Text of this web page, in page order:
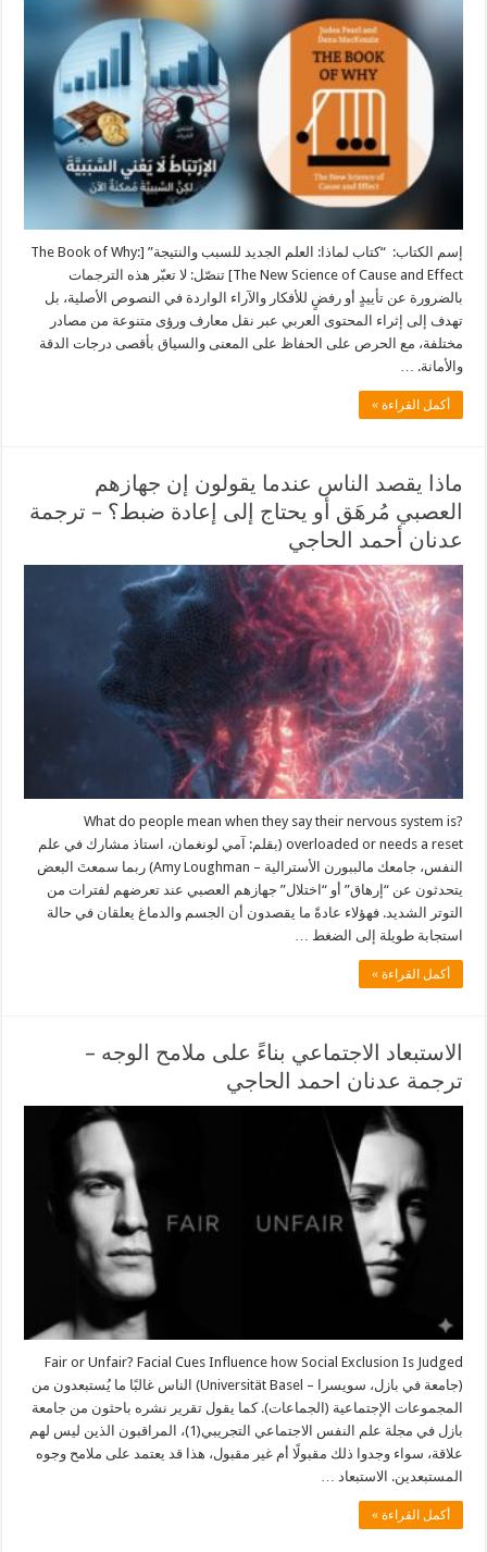
إسم الكتاب: “كتاب لماذا: العلم الجديد للسبب والنتيجة” [The Book of Why:
The New Science of Cause and Effect] تنصّل: لا تعبّر هذه الترجمات
بالضرورة عن تأييدٍ أو رفضٍ للأفكار والآراء الواردة في النصوص الأصلية، بل
تهدف إلى إثراء المحتوى العربي عبر نقل معارف ورؤى متنوعة من مصادر
مختلفة، مع الحرص على الحفاظ على المعنى والسياق بأقصى درجات الدقة
والأمانة. …
أكمل القراءة »
ماذا يقصد الناس عندما يقولون إن جهازهم
العصبي مُرهَق أو يحتاج إلى إعادة ضبط؟ – ترجمة
عدنان أحمد الحاجي
?What do people mean when they say their nervous system is
overloaded or needs a reset (بقلم: آمي لونغمان، استاذ مشارك في علم
النفس، جامعك مالببورن الأسترالية – Amy Loughman) ربما سمعتَ البعض
يتحدثون عن “إرهاق” أو “اختلال” جهازهم العصبي عند تعرضهم لفترات من
التوتر الشديد. فهؤلاء عادةً ما يقصدون أن الجسم والدماغ يعلقان في حالة
استجابة طويلة إلى الضغط …
أكمل القراءة »
الاستبعاد الاجتماعي بناءً على ملامح الوجه –
ترجمة عدنان احمد الحاجي
Fair or Unfair? Facial Cues Influence how Social Exclusion Is Judged
(جامعة في بازل، سويسرا – Universität Basel) الناس غالبًا ما يُستبعدون من
المجموعات الإجتماعية (الجماعات). كما يقول تقرير نشره باحثون من جامعة
بازل في مجلة علم النفس الاجتماعي التجريبي(1)، المراقبون الذين ليس لهم
علاقة، سواء وجدوا ذلك مقبولًا أم غير مقبول، هذا قد يعتمد على ملامح وجوه
المستبعدين. الاستبعاد …
أكمل القراءة »